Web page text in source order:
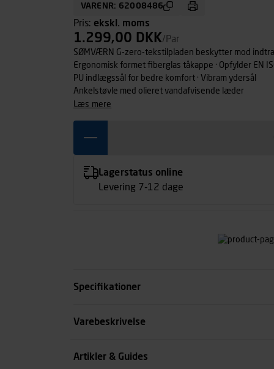
VARENR: 62008486
Pris: ekskl. moms
1.299,00 DKK/Par
SØMVÆRN G-zero-tekstilpladen beskytter mod
Ergonomisk formet fiberglas tåkappe · Opfylder EN
PU indlægssål for bedre komfort · Vibram ydersål
Ankelstøvle med olieret vandafvisende læder
læs mere
Lagerstatus online
Levering 7-12 dage
Specifikationer
Størrelse
Varebeskrivelse
Artikler & Guides